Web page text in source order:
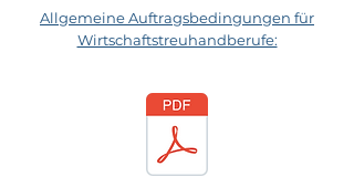
Allgemeine Auftragsbedingungen für
Wirtschaftstreuhandberufe: